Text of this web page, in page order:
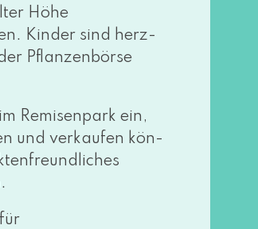
Höhe
Kinder sind herz­
Pflanzenbörse
Remisenpark ein,
und ver­kau­fen kön­